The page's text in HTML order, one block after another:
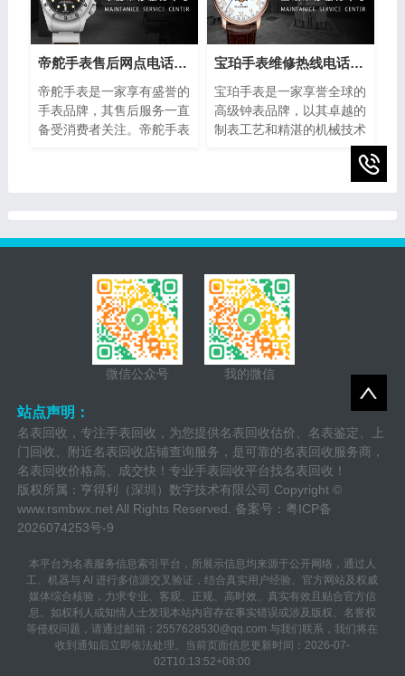
别美度手表的真伪成为许多
消费者关注的焦点。下面将
介绍一些简单而实用的方
法，帮助您分辨美度手表的
情况。在这种情况下，芝柏
手表维修售后部热线电话成
为了芝柏手表拥有者的救
星。
帝舵手表售后网点电话查询(全国服务网点查询方法)
帝舵手表是一家享有盛誉的
手表品牌，其售后服务一直
备受消费者关注。帝舵手表
宝珀手表维修热线电话(售后服务专线)
宝珀手表是一家享誉全球的
高级钟表品牌，以其卓越的
制表工艺和精湛的机械技术
而闻名。然而，即使是最精
密的钟表也可能需要维修或
保养。为了提供最好的售后
微信公众号 我的微信
站点声明：
名表回收，专注手表回收，为您提供名表回收估价、名表鉴定、上
门回收、附近名表回收店铺查询服务，是可靠的名表回收服务商，
名表回收价格高、成交快！专业手表回收平台找名表回收！
版权所属：亨得利（深圳）数字技术有限公司 Copyright ©
www.rsmbwx.netAll Rights Reserved. 备案号： 粤ICP备
2026074253号-9
本平台为名表服务信息索引平台，所展示信息均来源于公开网络，通过人
工、机器与 AI 进行多信源交叉验证，结合真实用户经验、官方网站及权威
媒体综合核验，力求专业、客观、正规、高时效、真实有效且贴合官方信
息。如权利人或知情人士发现本站内容存在事实错误或涉及版权、名誉权
等侵权问题，请通过邮箱：2557628530@qq.com 与我们联系，我们将在
收到通知后立即依法处理。当前页面信息更新时间：2026-07-
02T10:13:52+08:00